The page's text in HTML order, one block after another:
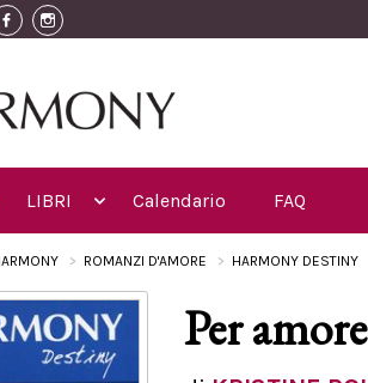
LIBRI Calendario FAQ
ROMANZI D'AMORE HARMONY DESTINY
Per